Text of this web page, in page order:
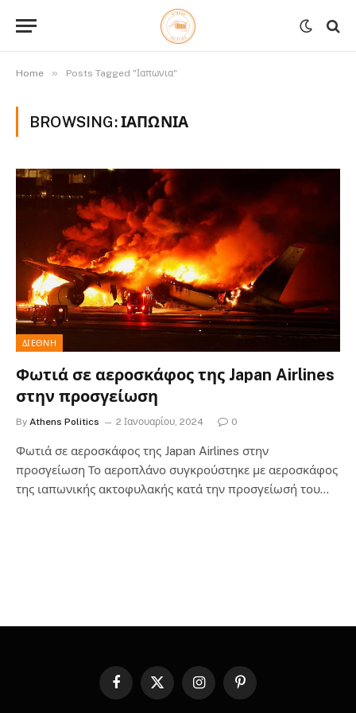
Home » Posts Tagged "Ιαπωνια"
BROWSING:ΙΑΠΩΝΙΑ
ΔΙΕΘΝΉ
Φωτιά σε αεροσκάφος της Japan Airlines
στην προσγείωση
By Athens Politics 2 Ιανουαρίου, 2024 0
Φωτιά σε αεροσκάφος της Japan Airlines στην
προσγείωση Το αεροπλάνο συγκρούστηκε με αεροσκάφος
της ιαπωνικής ακτοφυλακής κατά την προσγείωσή του…
Facebook
X
InstagramPinterest